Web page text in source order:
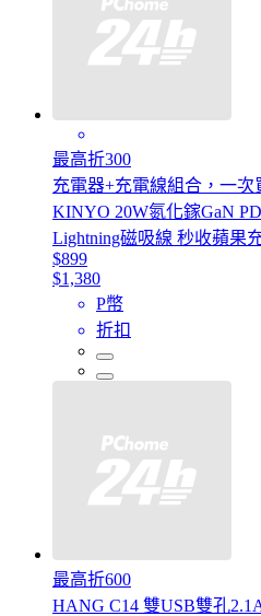
最高折300
充電器+充電線組合，一次
KINYO 20W氮化鎵GaN
Lightning磁吸線 秒收蘋果
$899
$1,380
P幣
折扣
最高折600
HANG C14 雙USB雙孔